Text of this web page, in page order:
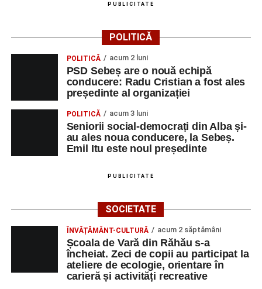
PUBLICITATE
POLITICĂ
POLITICĂ acum 2 luni
PSD Sebeș are o nouă echipă
conducere: Radu Cristian a fost ales
președinte al organizației
POLITICĂ acum 3 luni
Seniorii social-democrați din Alba și-
au ales noua conducere, la Sebeș.
Emil Itu este noul președinte
PUBLICITATE
SOCIETATE
ÎNVĂȚĂMÂNT-CULTURĂ acum 2 săptămâni
Școala de Vară din Răhău s-a
încheiat. Zeci de copii au participat la
ateliere de ecologie, orientare în
carieră și activități recreative